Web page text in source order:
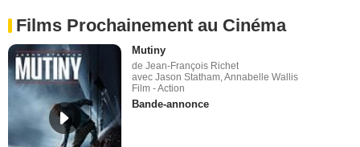
Films Prochainement au Cinéma
Mutiny
de Jean-François Richet
avec Jason Statham, Annabelle Wallis
Film - Action
Bande-annonce